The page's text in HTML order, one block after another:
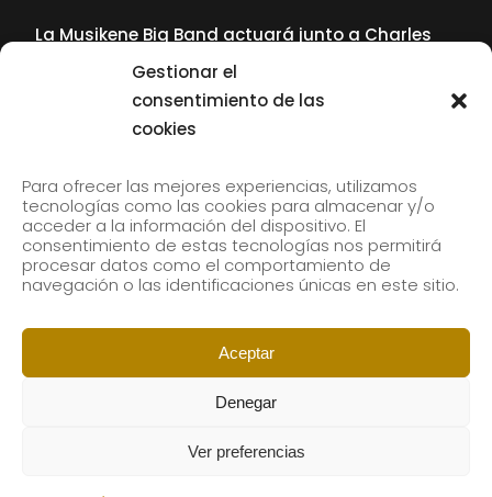
Gestionar el
consentimiento de las
cookies
Para ofrecer las mejores experiencias, utilizamos
tecnologías como las cookies para almacenar y/o
acceder a la información del dispositivo. El
consentimiento de estas tecnologías nos permitirá
procesar datos como el comportamiento de
navegación o las identificaciones únicas en este sitio.
Aceptar
Denegar
Ver preferencias
La Musikene Big Band actuará junto a Charles
Tolliver en el 61 Jazzaldia
Subscribe to our newsletter to receive our news by
email.